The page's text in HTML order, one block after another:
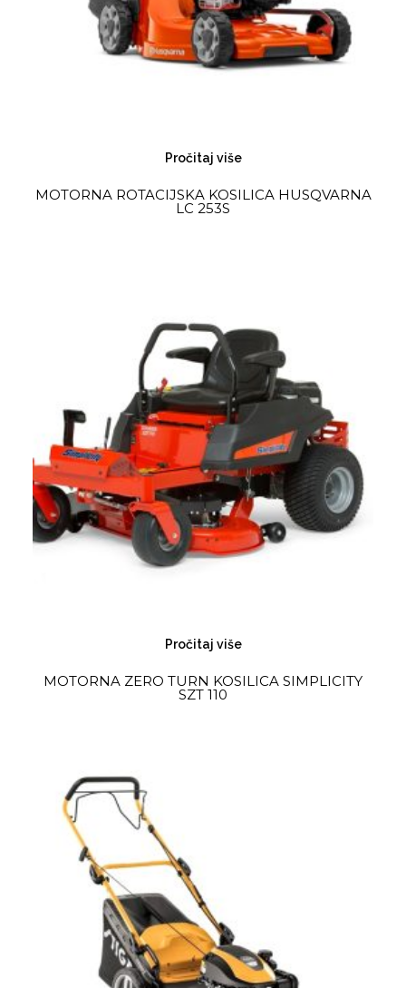
Pročitaj više
MOTORNA ROTACIJSKA KOSILICA HUSQVARNA
LC 253S
Pročitaj više
MOTORNA ZERO TURN KOSILICA SIMPLICITY
SZT 110